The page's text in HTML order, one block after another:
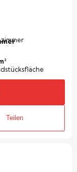
Teilen